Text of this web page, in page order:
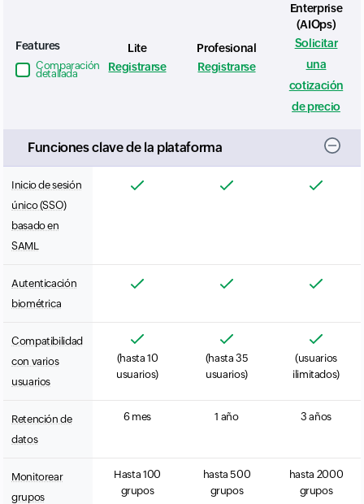
Features
Input field
Comparación
detallada
Lite
Registrarse
Profesional
Registrarse
Enterprise
(AIOps)
Solicitar
una
cotización
de precio
Funciones clave de la plataforma
Inicio de sesión
único (SSO)
basado en
SAML
Autenticación
biométrica
Compatibilidad
con varios
usuarios
(hasta 10
usuarios)
(hasta 35
usuarios)
(usuarios
ilimitados)
Retención de
datos
6 mes 1 año 3 años
Monitorear
grupos
Hasta 100
grupos
hasta 500
grupos
hasta 2000
grupos